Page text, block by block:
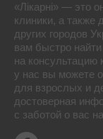
«Лікарні» — это
клиники, а также
других городов
вам быстро
на консультацию
у нас вы можете
для взрослых и
достоверная
с заботой о вас